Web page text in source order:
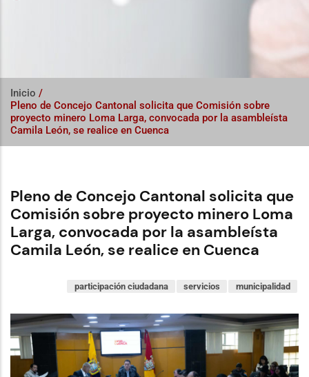
Inicio /
Pleno de Concejo Cantonal solicita que Comisión sobre
proyecto minero Loma Larga, convocada por la asambleísta
Camila León, se realice en Cuenca
Pleno de Concejo Cantonal solicita que
Comisión sobre proyecto minero Loma
Larga, convocada por la asambleísta
Camila León, se realice en Cuenca
municipalidad
servicios
participación ciudadana